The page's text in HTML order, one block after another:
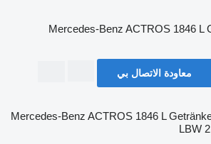
Mercedes-Benz ACTROS 1846 L
معاودة الاتصال بي